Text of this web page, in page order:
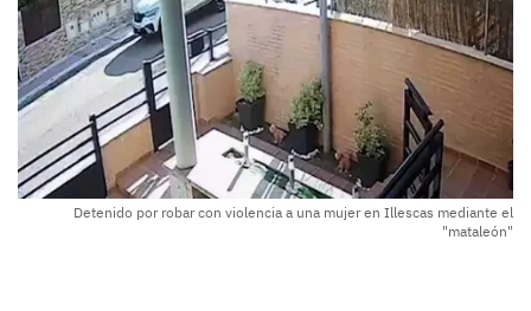
Detenido por robar con violencia a una mujer en Illescas mediante el
"mataleón"